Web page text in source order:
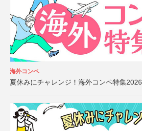
海外コンペ
夏休みにチャレンジ！海外コンペ特集2026